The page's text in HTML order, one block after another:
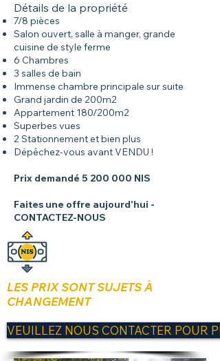
Détails de la propriété
7/8 pièces
Salon ouvert, salle à manger, grande
cuisine de style ferme
6 Chambres
3 salles de bain
Immense chambre principale sur suite
Grand jardin de 200m2
Appartement 180/200m2
Superbes vues
2 Stationnement et bien plus
Dépêchez-vous avant VENDU !
Prix demandé 5 200 000 NIS
Faites une offre aujourd'hui -
CONTACTEZ-NOUS
LES PRIX SONT SUJETS À
CHANGEMENT
VEUILLEZ NOUS CONTACTER POUR